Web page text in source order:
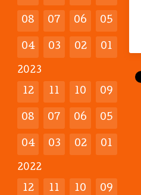
08 07 06 05
04 03 02 01
2023
12 11 10 09
08 07 06 05
04 03 02 01
2022
12 11 10 09